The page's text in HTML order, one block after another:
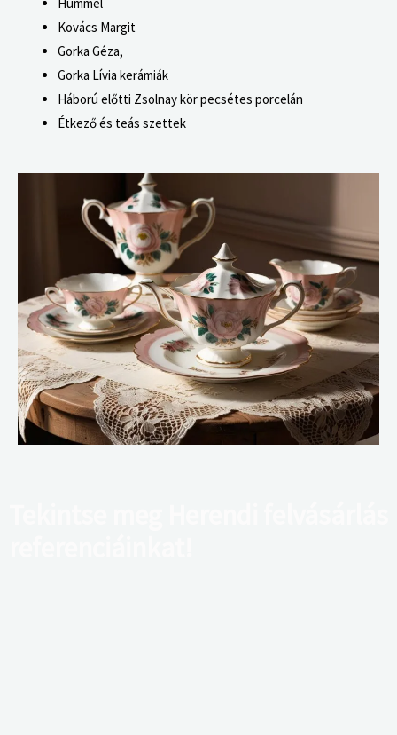
Kovács Margit
Gorka Géza,
Gorka Lívia kerámiák
Háború előtti Zsolnay kör pecsétes porcelán
Étkező és teás szettek